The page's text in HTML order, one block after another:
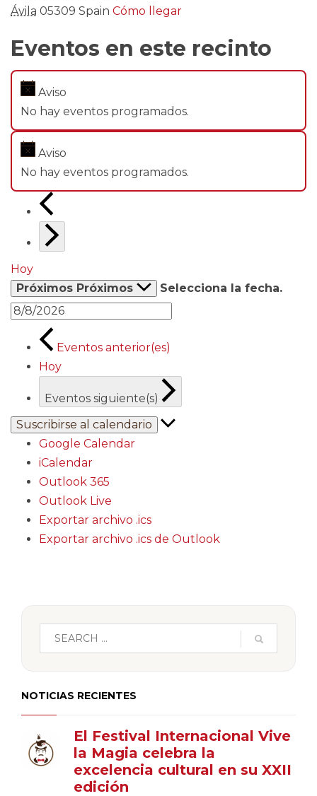
Ávila 05309 Spain Cómo llegar
Eventos en este recinto
Aviso
No hay eventos programados.
Aviso
No hay eventos programados.
Hoy
Próximos Próximos Selecciona la fecha.
Eventos anterior(es)
Hoy
Eventos siguiente(s)
Suscribirse al calendario
Google Calendar
iCalendar
Outlook 365
Outlook Live
Exportar archivo .ics
Exportar archivo .ics de Outlook
NOTICIAS RECIENTES
El Festival Internacional Vive
la Magia celebra la
excelencia cultural en su XXII
edición